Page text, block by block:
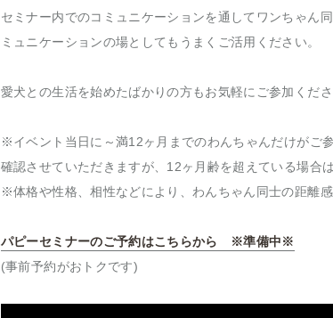
セミナー内でのコミュニケーションを通してワンちゃん
ミュニケーションの場としてもうまくご活用ください。
愛犬との生活を始めたばかりの方もお気軽にご参加くださ
※イベント当日に～満12ヶ月までのわんちゃんだけがご
確認させていただきますが、12ヶ月齢を超えている場合
※体格や性格、相性などにより、わんちゃん同士の距離
パピーセミナーのご予約はこちらから ※準備中※
(事前予約がおトクです)